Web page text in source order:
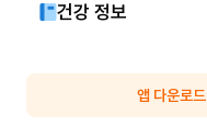
건강 정보
앱 다운로드